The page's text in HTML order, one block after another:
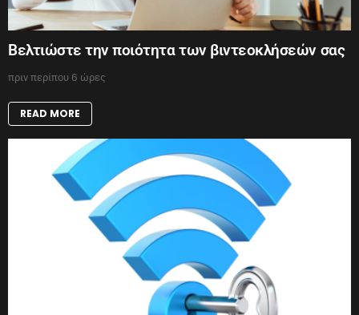
Βελτιώστε την ποιότητα των βιντεοκλήσεών σας
πριν περίπου 6 ώρες
READ MORE